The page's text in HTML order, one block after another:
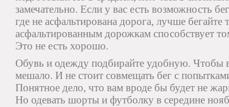
замечательно. Если у вас есть возможность
где не асфальтирована дорога, лучше
асфальтированным дорожкам способствует
Это не есть хорошо.
Обувь и одежду подбирайте удобную. Чтобы
мешало. И не стоит совмещать бег с
Понятное дело, что вам вроде бы будет не
Но одевать шорты и футболку в середине